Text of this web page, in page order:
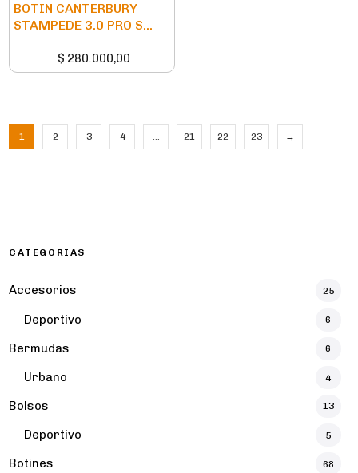
BOTIN CANTERBURY
STAMPEDE 3.0 PRO S...
$ 280.000,00
1 2 3 4 … 21 22 23 →
CATEGORIAS
Accesorios 25
Deportivo 6
Bermudas 6
Urbano 4
Bolsos 13
Deportivo 5
Botines 68